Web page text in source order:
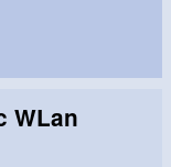
WLan